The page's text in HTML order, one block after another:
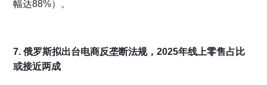
幅达88%）。
7. 俄罗斯拟出台电商反垄断法规，2025年线上零售占比
或接近两成